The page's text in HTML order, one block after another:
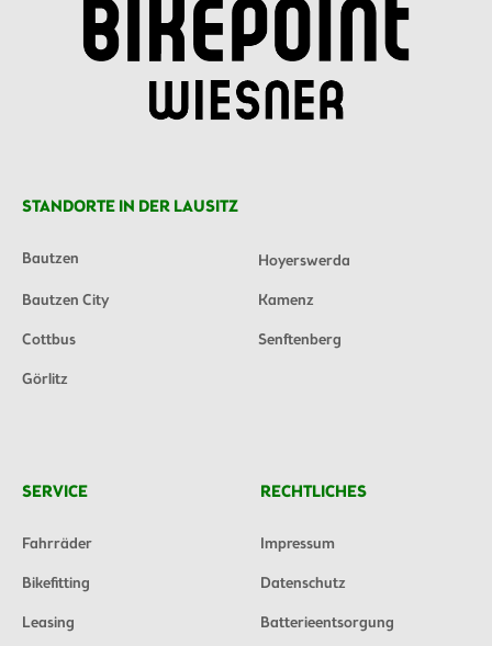
STANDORTE IN DER LAUSITZ
Bautzen
Hoyerswerda
Bautzen City
Kamenz
Cottbus
Senftenberg
Görlitz
SERVICE
Fahrräder
Bikefitting
Leasing
RECHTLICHES
Impressum
Datenschutz
Batterieentsorgung